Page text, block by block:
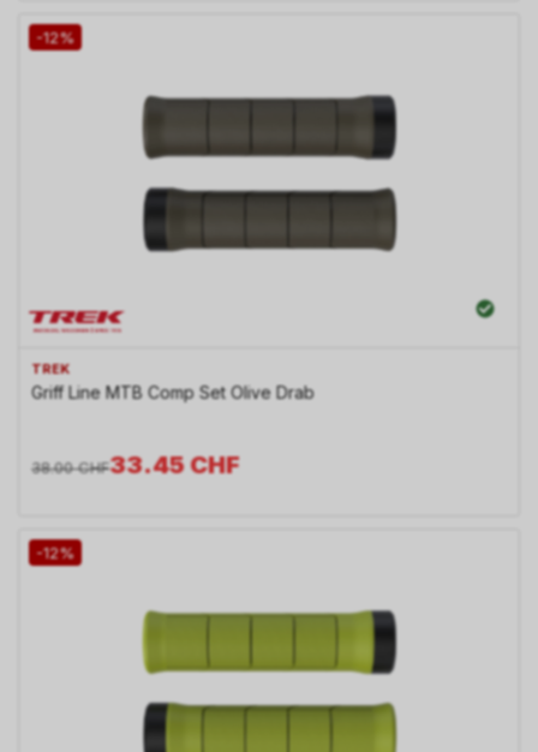
-12%
TREK
Griff Line MTB Comp Set Olive Drab
33.45CHF
38.00 CHF
-12%